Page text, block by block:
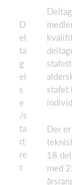
D
el
ta
g
el
s
e
/s
ta
rt
re
t
stafet
Der
18
med